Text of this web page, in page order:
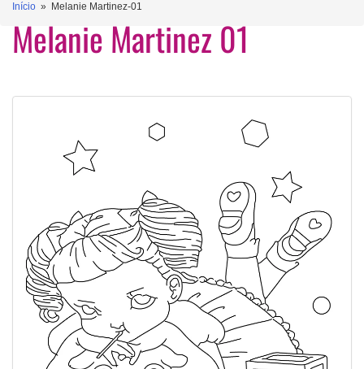
Início » Melanie Martinez-01
Melanie Martinez 01